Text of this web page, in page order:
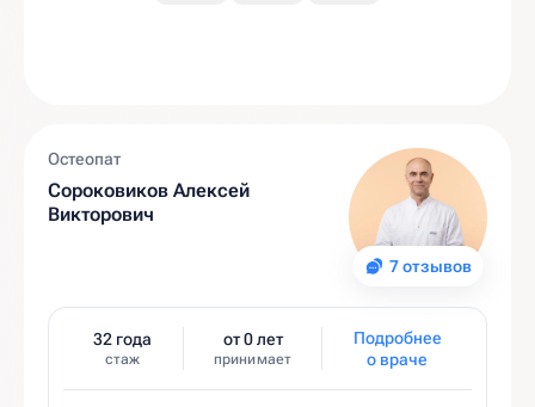
7 отзывов
Остеопат
Сороковиков Алексей
Викторович
32 года
стаж
от 0 лет
принимает
Подробнее
о враче